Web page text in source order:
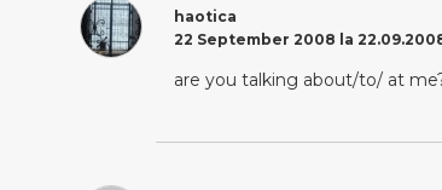
haotica
22 September 2008 la
are you talking about/to/ at